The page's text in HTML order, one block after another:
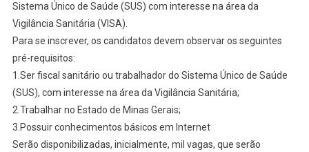
Sistema Único de Saúde (SUS) com interesse na área da
Vigilância Sanitária (VISA).
Para se inscrever, os candidatos devem observar os seguintes
pré-requisitos:
1.Ser fiscal sanitário ou trabalhador do Sistema Único de Saúde
(SUS), com interesse na área da Vigilância Sanitária;
2.Trabalhar no Estado de Minas Gerais;
3.Possuir conhecimentos básicos em Internet
Serão disponibilizadas, inicialmente, mil vagas, que serão